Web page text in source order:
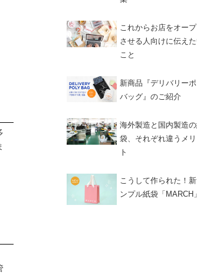
これからお店をオー
させる人向けに伝え
こと
新商品『デリバリーポ
バッグ』のご紹介
海外製造と国内製造
袋、それぞれ違うメリ
ト
こうして作られた！
ンプル紙袋「MARCH」